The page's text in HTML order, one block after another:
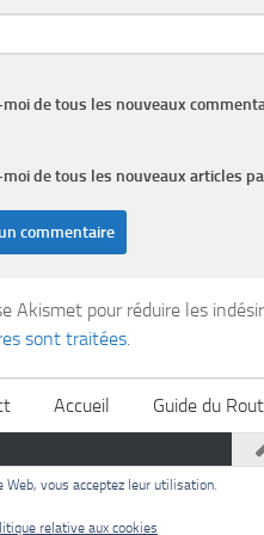
moi de tous les nouveaux
moi de tous les nouveaux articles
Akismet pour réduire les
sont traitées.
Accueil Guide du
vous acceptez leur utilisation.
relative aux cookies